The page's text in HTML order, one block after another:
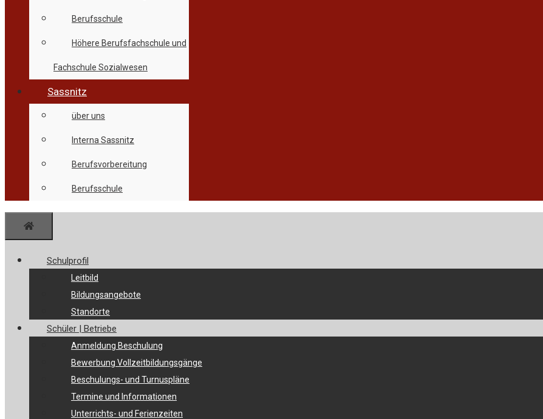
Berufsschule
Höhere Berufsfachschule und
Fachschule Sozialwesen
Sassnitz
über uns
Interna Sassnitz
Berufsvorbereitung
Berufsschule
Schulprofil
Leitbild
Bildungsangebote
Standorte
Schüler | Betriebe
Anmeldung Beschulung
Bewerbung Vollzeitbildungsgänge
Beschulungs- und Turnuspläne
Termine und Informationen
Unterrichts- und Ferienzeiten